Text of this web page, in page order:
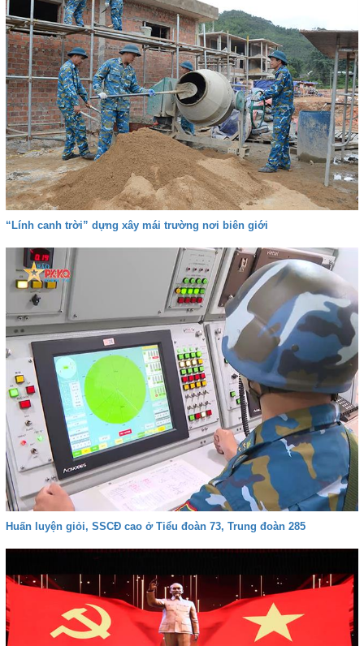
“Lính canh trời” dựng xây mái trường nơi biên giới
Huấn luyện giỏi, SSCĐ cao ở Tiểu đoàn 73, Trung đoàn 285